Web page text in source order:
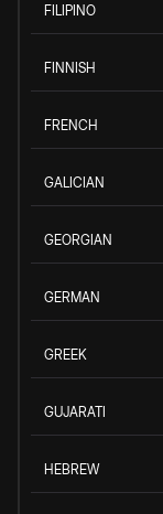
FILIPINO
FINNISH
FRENCH
GALICIAN
GEORGIAN
GERMAN
GREEK
GUJARATI
HEBREW